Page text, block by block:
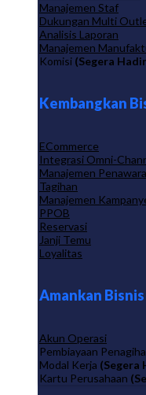
Manajemen Staf
Dukungan Multi
Analisis Laporan
Manajemen
Komisi (Segera
Kembangkan
ECommerce
Integrasi Omni-
Manajemen
Tagihan
Manajemen
PPOB
Reservasi
Janji Temu
Loyalitas
Amankan
Akun Operasi
Pembiayaan
Modal Kerja (Segera
Kartu Perusahaan